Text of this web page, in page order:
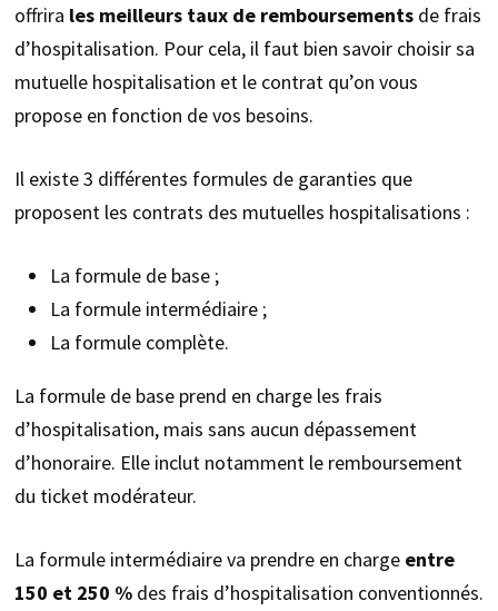
offrira les meilleurs taux de remboursementsde frais
d’hospitalisation. Pour cela, il faut bien savoir choisir sa
mutuelle hospitalisation et le contrat qu’on vous
propose en fonction de vos besoins.
Il existe 3 différentes formules de garanties que
proposent les contrats des mutuelles hospitalisations :
La formule de base ;
La formule intermédiaire ;
La formule complète.
La formule de base prend en charge les frais
d’hospitalisation, mais sans aucun dépassement
d’honoraire. Elle inclut notamment le remboursement
du ticket modérateur.
La formule intermédiaire va prendre en chargeentre
150 et 250 % des frais d’hospitalisation conventionnés.